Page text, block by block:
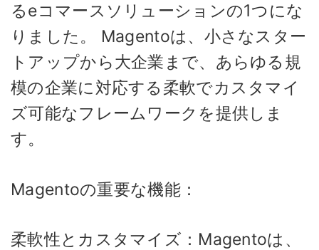
るeコマースソリューションの1つにな
りました。 Magentoは、小さなスター
トアップから大企業まで、あらゆる規
模の企業に対応する柔軟でカスタマイ
ズ可能なフレームワークを提供しま
す。
Magentoの重要な機能：
柔軟性とカスタマイズ：Magentoは、